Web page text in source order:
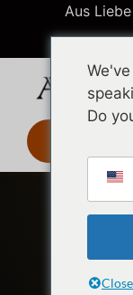
Aus
Archiv oder Heimat
Do